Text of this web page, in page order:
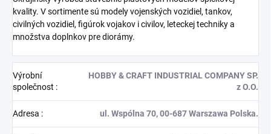
kvality. V sortimente sú modely vojenských vozidiel, tankov,
civilných vozidiel, figúrok vojakov i civilov, leteckej techniky a
množstva doplnkov pre diorámy.
Výrobní
společnost :
HOBBY & CRAFT INDUSTRIAL COMPANY SP.
z O.O.
Adresa : ul. Wspólna 70, 00-687 Warszawa Polska.